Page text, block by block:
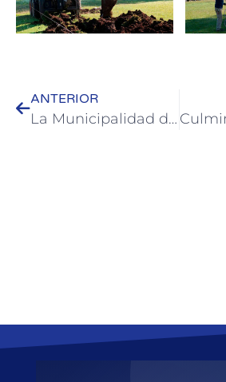
ANTERIOR
La Municipalidad de Colón avanza con el proyecto del Parque Industrial